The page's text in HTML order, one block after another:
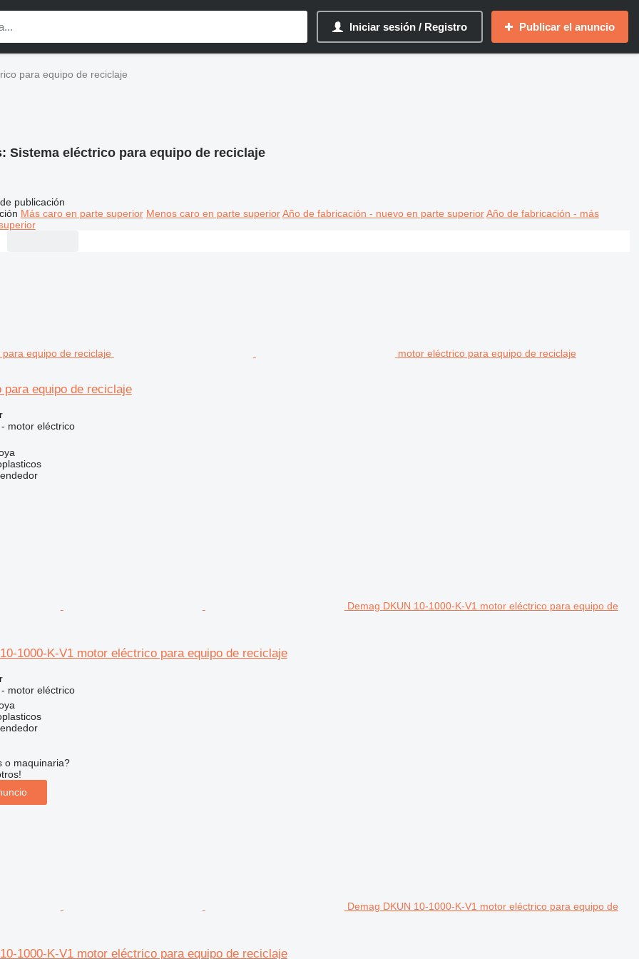
Iniciar sesión / Registro Publicar el anuncio
para equipo de reciclaje
Sistema eléctrico para equipo de reciclaje
publicación
Más caro en parte superior Menos caro en parte superior Año de fabricación - nuevo en parte superior Año de fabricación - más
motor eléctrico para equipo de reciclaje
para equipo de reciclaje
motor eléctrico
Demag DKUN 10-1000-K-V1 motor eléctrico para equipo de
1000-K-V1 motor eléctrico para equipo de reciclaje
motor eléctrico
o maquinaria?
Demag DKUN 10-1000-K-V1 motor eléctrico para equipo de
1000-K-V1 motor eléctrico para equipo de reciclaje